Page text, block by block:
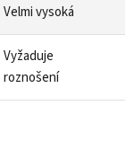
Velmi vysoká
Vyžaduje
roznošení